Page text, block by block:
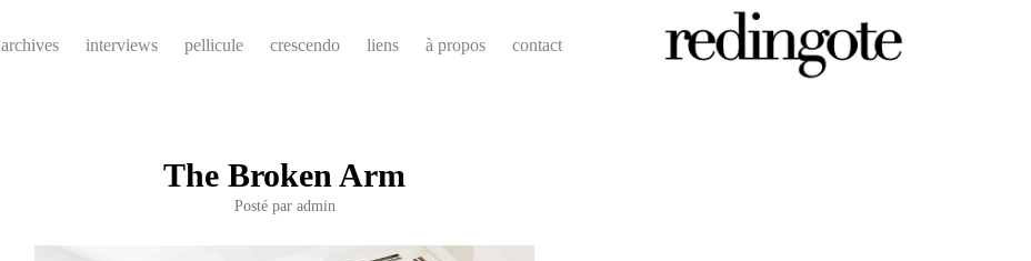
archives interviews pellicule crescendo liens à propos contact
The Broken Arm
Posté par admin